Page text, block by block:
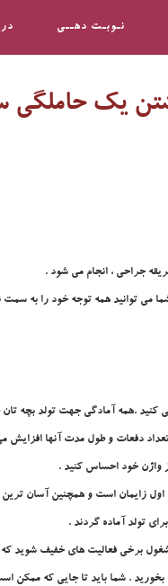
نـوبـت دهــی
يک حاملگي
جراحي ، انجام مي شود .
مي توانيد همه توجه خود را به سمت
.همه آمادگي جهت تولد بچه تان
دفعات و طول مدت آنها افزايش
واژن خود احساس کنيد .
اول زايمان است و همچنين آسان ترين
تولد آماده گردند .
فعاليت هاي خفيف شويد که
. شما بايد تا جايي که ممکن